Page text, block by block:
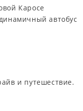
Каросе
автобус
и путешествие.